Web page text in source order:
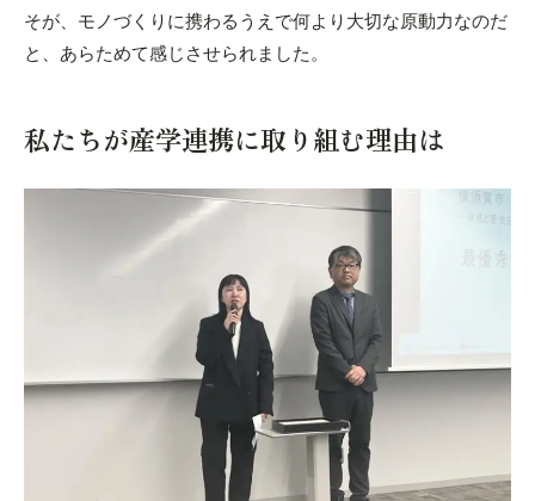
そが、モノづくりに携わるうえで何より大切な原動力なのだ
と、あらためて感じさせられました。
私たちが産学連携に取り組む理由は